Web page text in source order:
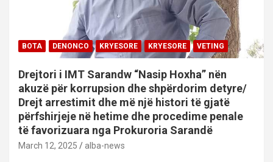
BOTA DENONCO KRYESORE KRYESORE VETING
Drejtori i IMT Sarandw “Nasip Hoxha” nën
akuzë për korrupsion dhe shpërdorim detyre/
Drejt arrestimit dhe më një histori të gjatë
përfshirjeje në hetime dhe procedime penale
të favorizuara nga Prokuroria Sarandë
March 12, 2025 alba-news